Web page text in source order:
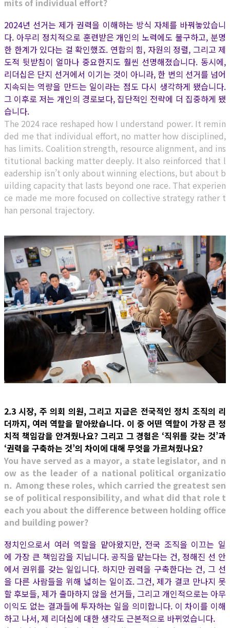
mits of individual effort?
2024년 선거는 제가 권력을 이해하는 방식 자체를 바꿔놓았습니
다. 아무리 정치적으로 훈련받은 개인의 노력에도 불구하고, 분명
한 한계가 있다는 걸 확인했죠. 연합의 힘, 자원의 정렬, 그리고 제
도적 뒷받침이 얼마나 중요한지도 훨씬 선명해졌습니다. 동시에,
리더십은 단지 선거에서 이기는 것이 아니라, 한 번의 선거를 넘어
지속되는 역량을 만드는 일이라는 점도 다시 생각하게 됐습니다.
그 이후로 저는 개인의 경로보다, 집단적인 전략에 더 집중하게 됐
습니다.
The 2024 race reshaped how I understand power. It remin
ded me that individual effort, no matter how disciplined,
has limits. Coalition strength, resource alignment, and ins
titutional backing matter deeply. It also reinforced that l
eadership isn’t only about winning elections, but about b
uilding capacity that lasts beyond one race. That experien
ce made me more focused on collective strategy rather t
han personal trajectory.
2.3 시장, 주 의회 의원, 그리고 지금은 전국적인 정치 조직의 리
더까지, 여러 역할을 맡아왔습니다. 이 중 어떤 역할이 가장 큰 정
치적 책임감을 안겨줬나요? 그리고 그 경험은 ‘직위를 갖는 것’과
‘권력을 구축하는 것’의 차이에 대해 무엇을 가르쳐줬나요?
You have served as a mayor, a state legislator, and n
ow as the leader of a national political organizatio
n. Among these roles, which carried the greatest sen
se of political responsibility, and what did that role t
each you about the difference between holding office
and building power?
정치인으로서 여러 역할을 맡아왔지만, 전국 조직을 이끄는 일
에 가장 큰 책임감을 지닙니다. 공직을 맡는다는 건, 정해진 선 안
에서 권위를 갖는 일입니다. 하지만 권력을 구축한다는 건, 그 선
을 다른 사람들을 위해 넓히는 일이죠. 그건, 제가 결코 만나지 못
할 후보들, 제가 출마하지 않을 선거들, 그리고 개인적으로는 아무
이익도 없는 결과들에 투자하는 일을 의미합니다. 이 차이를 이해
하고 나서, 제 리더십에 대한 생각도 근본적으로 바뀌었습니다.